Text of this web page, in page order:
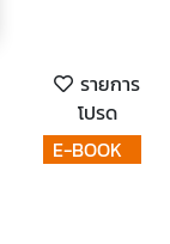
รายการ
โปรด
E-BOOK